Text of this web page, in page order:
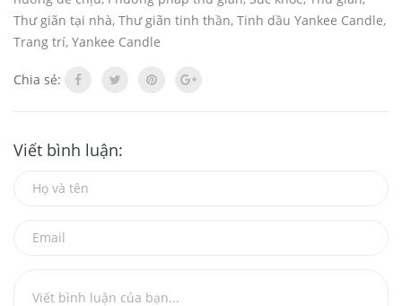
Thư giãn tại nhà, Thư giãn tinh thần, Tinh dầu Yankee Candle,
Trang trí, Yankee Candle
Chia sẻ:
Viết bình luận: